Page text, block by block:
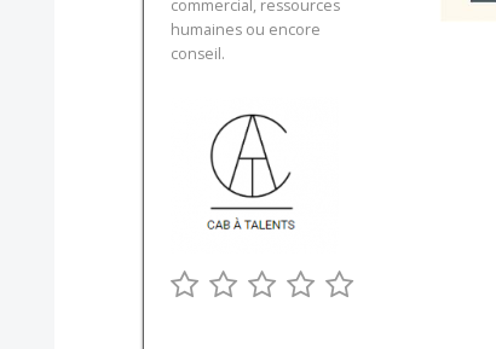
commercial, ressources
humaines ou encore
conseil.